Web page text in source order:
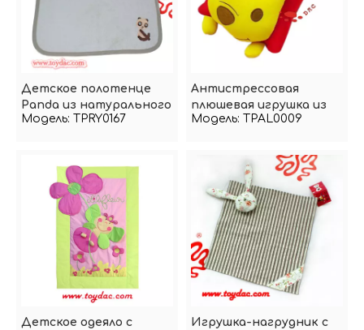
Детское полотенце
Panda из натурального
органического хлопка
Модель: TPRY0167
Антистрессовая
плюшевая игрушка из
спандекса
Модель: TPAL0009
Детское одеяло с
Игрушка-нагрудник с